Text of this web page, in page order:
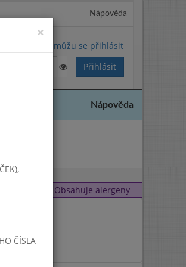
Nápověda
Nemůžu se přihlásit
Nápověda
Obsahuje alergeny
×
ČÍSLA